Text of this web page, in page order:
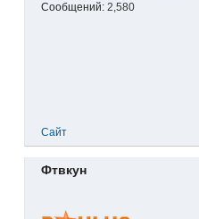
Сообщений: 2,580
Сайт
Фтвкун